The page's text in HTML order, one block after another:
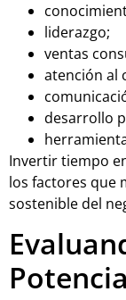
liderazgo;
ventas
atención al
desarrollo
Invertir tiempo
los factores que
sostenible del